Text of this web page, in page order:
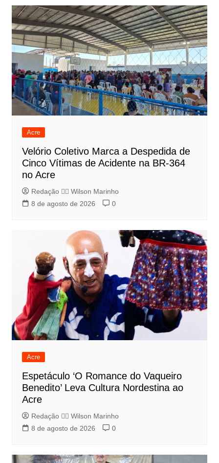
Acre
Velório Coletivo Marca a Despedida de
Cinco Vítimas de Acidente na BR-364
no Acre
Redação 👨‍⚖️​ Wilson Marinho
8 de agosto de 2026
0
Acre
Espetáculo ‘O Romance do Vaqueiro
Benedito’ Leva Cultura Nordestina ao
Acre
Redação 👨‍⚖️​ Wilson Marinho
8 de agosto de 2026
0